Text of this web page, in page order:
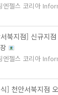
엔젤스 코리아
북지점] 신규지
엔젤스 코리아
] 천안서북지점